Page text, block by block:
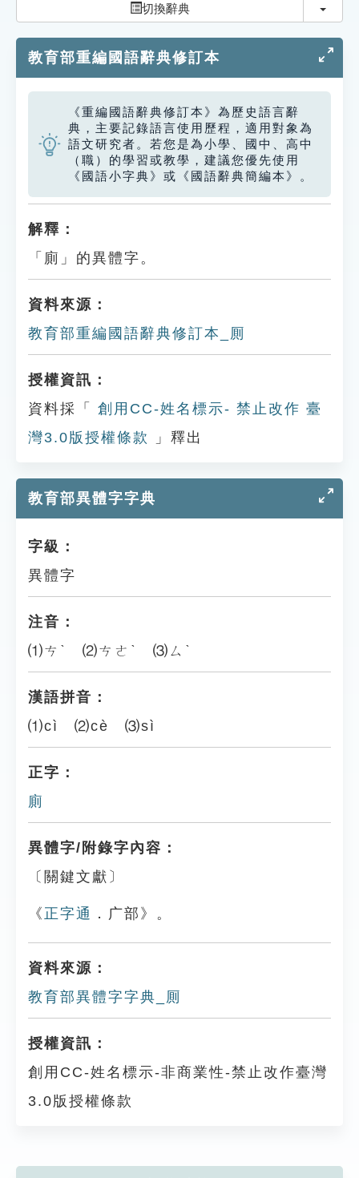
貓頭鷹博士
切換辭典 切換
教育部重編國語辭典修訂本
《重編國語辭典修訂本》為歷史語言辭
典，主要記錄語言使用歷程，適用對象為
語文研究者。若您是為小學、國中、高中
（職）的學習或教學，建議您優先使用
《國語小字典》或《國語辭典簡編本》。
解釋：
「廁」的異體字。
資料來源：
教育部重編國語辭典修訂本_厠
授權資訊：
資料採「
創用CC-姓名標示- 禁止改作 臺
灣3.0版授權條款
」釋出
教育部異體字字典
字級：
異體字
注音：
⑴ㄘˋ ⑵ㄘㄜˋ ⑶ㄙˋ
漢語拼音：
⑴cì ⑵cè ⑶sì
正字：
廁
異體字/附錄字內容：
〔關鍵文獻〕
《 正字通 ．广部》。
資料來源：
教育部異體字字典_厠
授權資訊：
創用CC-姓名標示-非商業性-禁止改作臺灣
3.0版授權條款